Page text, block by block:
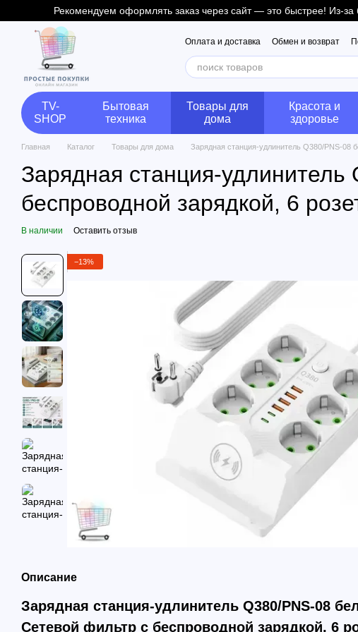
Перейти к основному контенту
Рекомендуем оформлять заказ через сайт — это быстрее! Из-
Оплата и доставка Обмен и возврат
TV-
SHOP
Бытовая
техника
Товары для
дома
Красота и
здоровье
Главная Каталог Товары для дома Зарядная станция-удлинитель Q380/PNS-08
Зарядная станция-
беспроводной зарядкой, 6
В наличии Оставить отзыв
−13%
Описание
Зарядная станция-удлинитель Q380/PNS-08
Сетевой фильтр с беспроводной зарядкой, 6